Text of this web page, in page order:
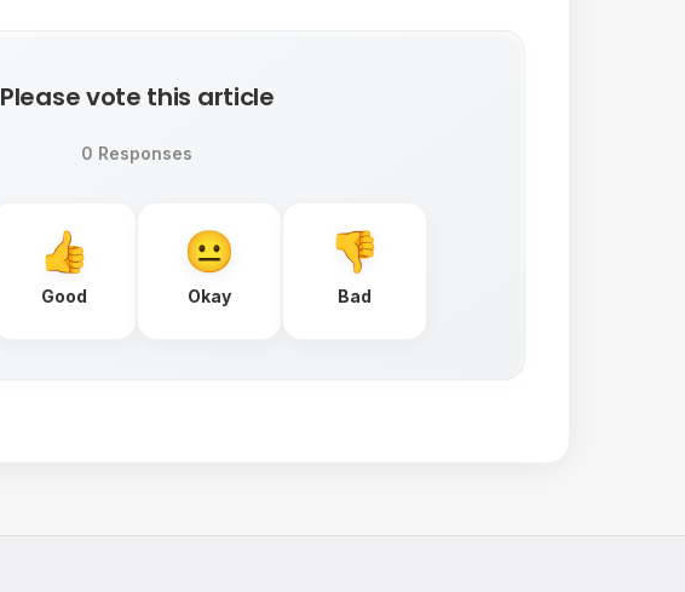
Please vote this article
0 Responses
Good Okay Bad